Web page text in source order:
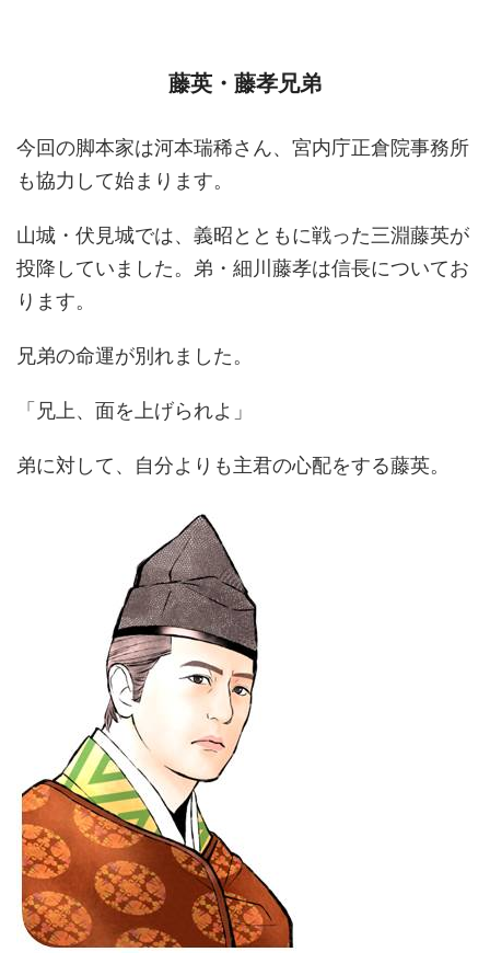
藤英・藤孝兄弟
今回の脚本家は河本瑞稀さん、宮内庁正倉院事務所
も協力して始まります。
山城・伏見城では、義昭とともに戦った三淵藤英が
投降していました。弟・細川藤孝は信長についてお
ります。
兄弟の命運が別れました。
「兄上、面を上げられよ」
弟に対して、自分よりも主君の心配をする藤英。